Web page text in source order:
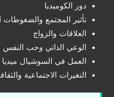
دور الكوميديا
تأثير المجتمع والضغوطات
العلاقات والزواج
الوعي الذاتي وحب النفس
العمل في السوشيال ميديا
التغيرات الاجتماعية